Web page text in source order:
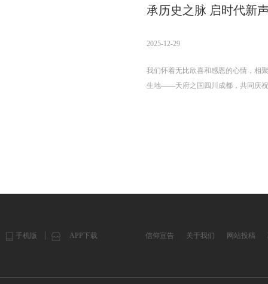
承历史之脉 启时代新
2025-12-29
我们怀着无比欣喜和感恩的心情，相
生地——天府之国四川成都，共同庆
手机版 APP下载 信仰宣告 关于我们 网站投稿